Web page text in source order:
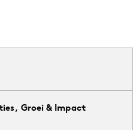
Groei & Impact